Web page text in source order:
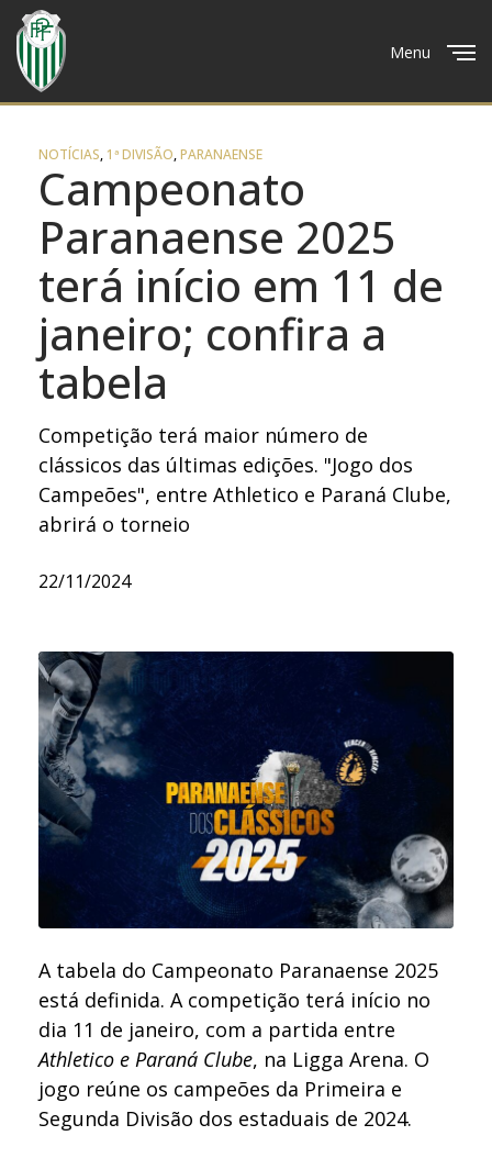
Menu
NOTÍCIAS, 1ª DIVISÃO,PARANAENSE
Campeonato
Paranaense 2025
terá início em 11 de
janeiro; confira a
tabela
Competição terá maior número de
clássicos das últimas edições. "Jogo dos
Campeões", entre Athletico e Paraná Clube,
abrirá o torneio
22/11/2024
A tabela do Campeonato Paranaense 2025
está definida. A competição terá início no
dia 11 de janeiro, com a partida entre
Athletico e Paraná Clube, na Ligga Arena. O
jogo reúne os campeões da Primeira e
Segunda Divisão dos estaduais de 2024.